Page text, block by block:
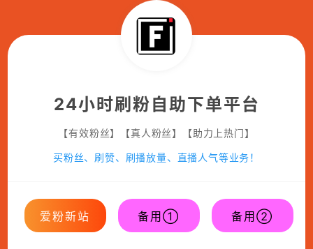
24小时刷粉自助下单平台
【有效粉丝】【真人粉丝】【助力上热门】
买粉丝、刷赞、刷播放量、直播人气等业务！
爱粉新站 备用① 备用②